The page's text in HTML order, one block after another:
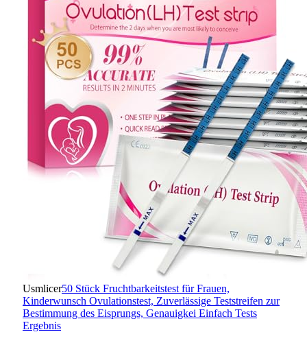
Usmlicer50 Stück Fruchtbarkeitstest für Frauen,
Kinderwunsch Ovulationstest, Zuverlässige Teststreifen zur
Bestimmung des Eisprungs, Genauigkei Einfach Tests
Ergebnis